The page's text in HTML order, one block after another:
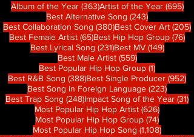
Album of the Year (363)363 篇文章
Artist of the Year (695)
Best Alternative Song (243)243 篇文章
Best Collaboration Song (380)380 篇文章
Best Cover Art (205)
Best Female Artist (65)65 篇文章
Best Hip Hop Group (76)76
Best Lyrical Song (231)231 篇文章
Best MV (149)149 篇文
Best Male Artist (559)559 篇文章
Best Popular Hip Hop Group (1)1 篇文章
Best R&B Song (388)388 篇文章
Best Single Producer (952)
Best Song in Foreign Language (223)223 篇
Best Trap Song (248)248 篇文章
Impact Song of the Year (31)
Most Popular Hip Hop Artist (626)626 篇文
Most Popular Hip Hop Group (74)74 篇文章
Most Popular Hip Hop Song (1,108)1,108 篇